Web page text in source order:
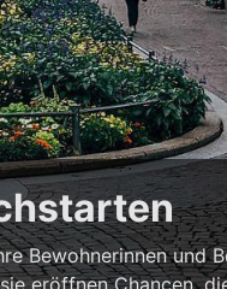
Bewohnerinnen und